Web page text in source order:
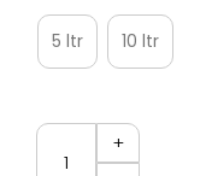
5 ltr 10 ltr
Aantal